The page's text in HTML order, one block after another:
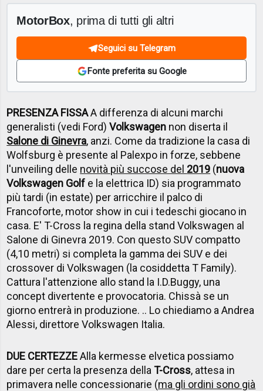
MotorBox, prima di tutti gli altri
Seguici su Telegram
Fonte preferita su Google
PRESENZA FISSAA differenza di alcuni marchi
generalisti (vedi Ford)Volkswagen non diserta il
Salone di Ginevra, anzi. Come da tradizione la casa di
Wolfsburg è presente al Palexpo in forze, sebbene
l'unveiling delle novità più succose del 2019 (nuova
Volkswagen Golf e la elettrica ID) sia programmato
più tardi (in estate) per arricchire il palco di
Francoforte, motor show in cui i tedeschi giocano in
casa. E' T-Cross la regina della stand Volkswagen al
Salone di Ginevra 2019. Con questo SUV compatto
(4,10 metri) si completa la gamma dei SUV e dei
crossover di Volkswagen (la cosiddetta T Family).
Cattura l'attenzione allo stand la I.D.Buggy, una
concept divertente e provocatoria. Chissà se un
giorno entrerà in produzione. .. Lo chiediamo a Andrea
Alessi, direttore Volkswagen Italia.
DUE CERTEZZEAlla kermesse elvetica possiamo
dare per certa la presenza dellaT-Cross, attesa in
primavera nelle concessionarie (ma gli ordini sono già